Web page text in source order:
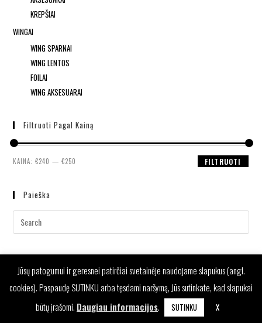
KREPŠIAI
WINGAI
WING SPARNAI
WING LENTOS
FOILAI
WING AKSESUARAI
Filtruoti Pagal Kainą
FILTRUOTI
KAINA:€240 —€250
Paieška
Jūsų patogumui ir geresnei patirčiai svetainėje naudojame slapukus (angl.
cookies). Paspaudę SUTINKU arba tęsdami naršymą, Jūs sutinkate, kad slapukai
būtų įrašomi. Daugiau informacijos. SUTINKU X